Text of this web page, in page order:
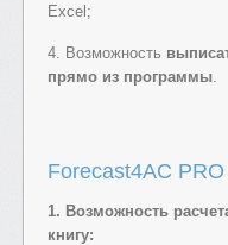
Excel;
4. Возможность
прямо из программы
Forecast4AC
1. Возможность
книгу: